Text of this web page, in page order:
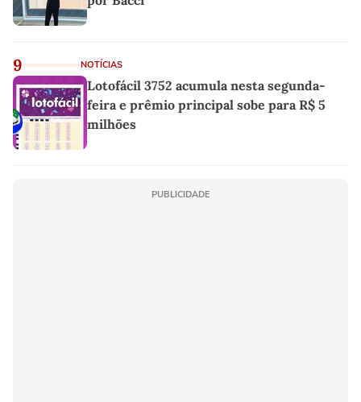
9 NOTÍCIAS
Lotofácil 3752 acumula nesta segunda-
feira e prêmio principal sobe para R$ 5
milhões
PUBLICIDADE